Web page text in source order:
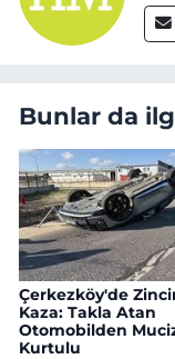
Bunlar da
Çerkezköy'de
Kaza: Takla Atan
Otomobilden
Kurtulu